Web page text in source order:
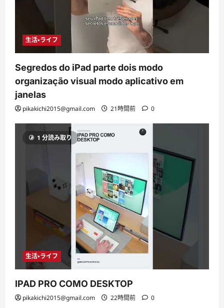
生活・ライフ
Segredos do iPad parte dois modo
organização visual modo aplicativo em
janelas
pikakichi2015@gmail.com 21時間前 0
1 分読み取り
生活・ライフ
IPAD PRO COMO DESKTOP
pikakichi2015@gmail.com 22時間前 0